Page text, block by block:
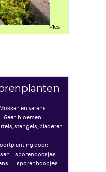
Mos
Mossen en varens
Géén bloemen
stengels, bladeren
door:
sporendoosjes
: sporenhoopjes